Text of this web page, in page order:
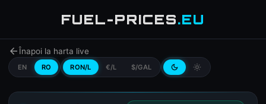
FUEL-PRICES.EU
arrow_backÎnapoi la harta live
EN RO RON/L €/L $/GAL dark_mode light_mode